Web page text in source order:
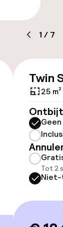
1 / 7
Twin
25 m²
Ontbijt
Tot 2
Niet-